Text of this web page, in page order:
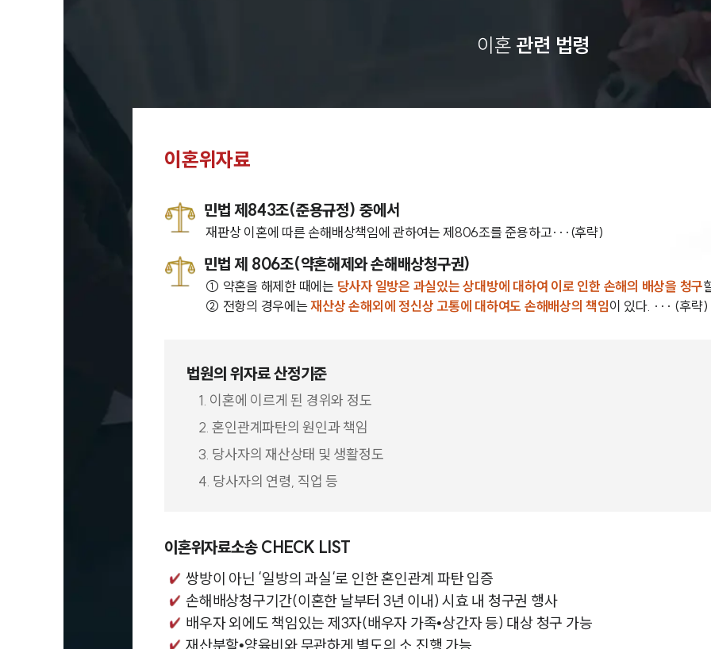
이혼 관련 법령
이혼위자료
민법 제843조(준용규정) 중에서
재판상 이혼에 따른 손해배상책임에 관하여는 제806조를 준용하고···(후략)
민법 제 806조(약혼해제와 손해배상청구권)
① 약혼을 해제한 때에는 당사자 일방은 과실있는 상대방에 대하여 이로 인한 손해의 배상을 청구
② 전항의 경우에는재산상 손해외에 정신상 고통에 대하여도 손해배상의 책임이 있다. ··· (후략)
법원의 위자료 산정기준
1. 이혼에 이르게 된 경위와 정도
2. 혼인관계파탄의 원인과 책임
3. 당사자의 재산상태 및 생활정도
4. 당사자의 연령, 직업 등
이혼위자료소송 CHECK LIST
쌍방이 아닌 ‘일방의 과실‘로 인한 혼인관계 파탄 입증
손해배상청구기간(이혼한 날부터 3년 이내) 시효 내 청구권 행사
배우자 외에도 책임있는 제3자(배우자 가족•상간자 등) 대상 청구 가능
재산분할•양육비와 무관하게 별도의 소 진행 가능